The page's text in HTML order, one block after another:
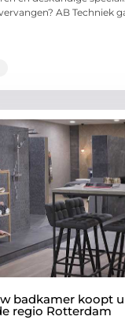
AB Techniek
badkamer koopt
regio Rotterdam